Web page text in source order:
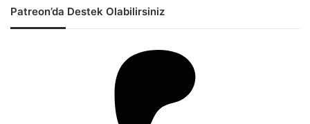
Patreon’da Destek Olabilirsiniz